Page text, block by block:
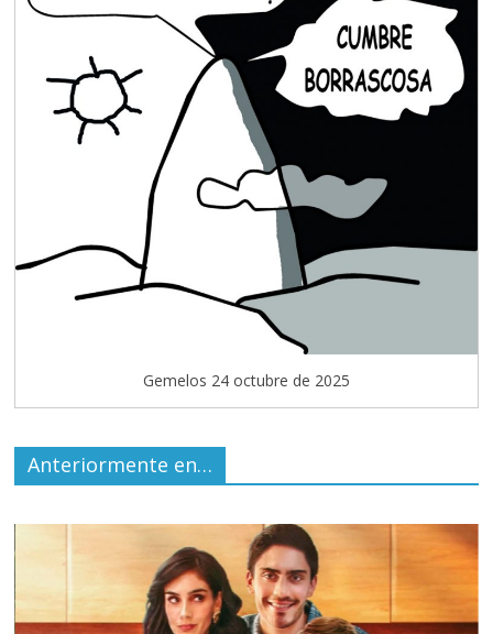
Gemelos 24 octubre de 2025
Anteriormente en…